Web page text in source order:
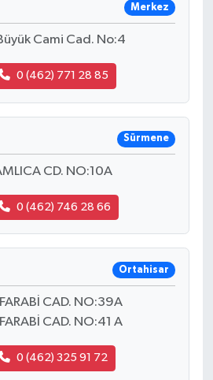
Merkez
Cami Cad. No:4
0 (462) 771 28 85
Sürmene
CD. NO:10A
0 (462) 746 28 66
Ortahisar
CAD. NO:39A
CAD. NO:41 A
0 (462) 325 91 72